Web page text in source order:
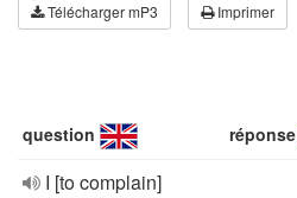
Télécharger mP3 Imprimer
question réponse
I [to complain]